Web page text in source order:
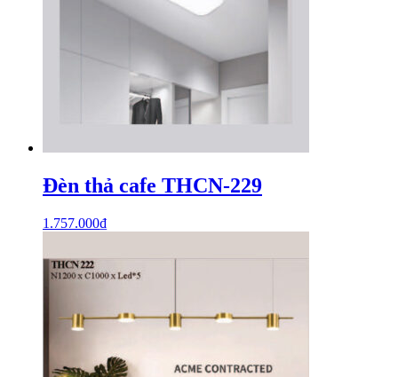
Đèn thả cafe THCN-229
1.757.000₫